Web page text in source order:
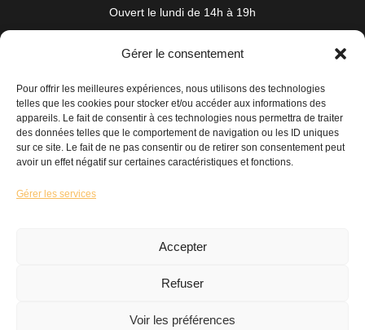
Gérer le consentement
Pour offrir les meilleures expériences, nous utilisons des technologies
telles que les cookies pour stocker et/ou accéder aux informations des
appareils. Le fait de consentir à ces technologies nous permettra de traiter
des données telles que le comportement de navigation ou les ID uniques
sur ce site. Le fait de ne pas consentir ou de retirer son consentement peut
avoir un effet négatif sur certaines caractéristiques et fonctions.
Gérer les services
Accepter
Refuser
Voir les préférences
Ouvert le lundi de 14h à 19h
19 Rue Auguste Nayel 56100 Lorient
bonjour@maisonmarcel-conceptstore.com
02 97 89 31 95
Maison Mode
Accessoires
Nos coups de cœur
Nouveautés
Mentions légales
©MAISON MARCEL